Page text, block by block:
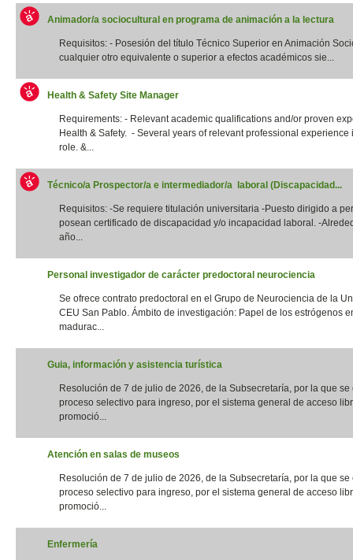
Animador/a sociocultural en programa de animación a la lectura
Requisitos: - Posesión del título Técnico Superior en Animación
cualquier otro equivalente o superior a efectos académicos sie...
Health & Safety Site Manager
Requirements: - Relevant academic qualifications and/or proven
Health & Safety. - Several years of relevant professional experience
role. &...
Técnico/a Prospector/a e intermediador/a laboral (Discapacidad...
Requisitos: -Se requiere titulación universitaria -Puesto dirigido a
posean certificado de discapacidad y/o incapacidad laboral. -
año...
Personal investigador de carácter predoctoral neurociencia
Se ofrece contrato predoctoral en el Grupo de Neurociencia de la
CEU San Pablo. Ámbito de investigación: Papel de los estrógenos
madurac...
Guia, información y asistencia turística
Resolución de 7 de julio de 2026, de la Subsecretaría, por la que se
proceso selectivo para ingreso, por el sistema general de acceso
promoció...
Atención en salas de museos
Resolución de 7 de julio de 2026, de la Subsecretaría, por la que se
proceso selectivo para ingreso, por el sistema general de acceso
promoció...
Enfermería